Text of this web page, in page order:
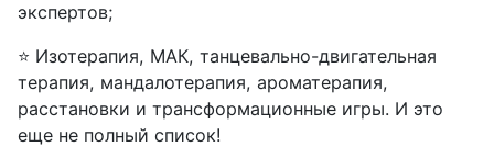
экспертов;
⭐ Изотерапия, МАК, танцевально-двигательная
терапия, мандалотерапия, ароматерапия,
расстановки и трансформационные игры. И это
еще не полный список!